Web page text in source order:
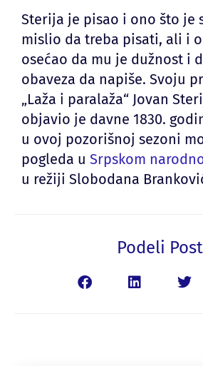
Sterija je pisao i ono što je
mislio da treba pisati, ali i
osećao da mu je dužnost i
obaveza da napiše. Svoju
„Laža i paralaža“ Jovan
objavio je davne 1830.
u ovoj pozorišnoj sezoni
pogleda u Srpskom
u režiji Slobodana
Podeli Post